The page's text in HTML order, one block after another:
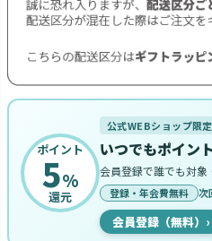
ポイント
5%
還元
公式WEBショップ限定
いつでもポイン
会員登録で誰でも対象
登録・年会費無料 次
会員登録（無料） ›